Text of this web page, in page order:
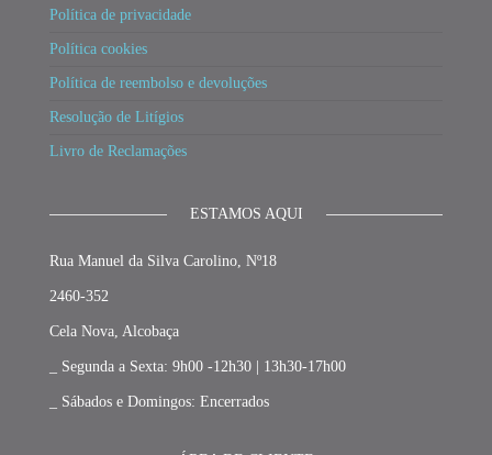
Política de privacidade
Política cookies
Política de reembolso e devoluções
Resolução de Litígios
Livro de Reclamações
ESTAMOS AQUI
Rua Manuel da Silva Carolino, Nº18
2460-352
Cela Nova, Alcobaça
_ Segunda a Sexta: 9h00 -12h30 | 13h30-17h00
_ Sábados e Domingos: Encerrados